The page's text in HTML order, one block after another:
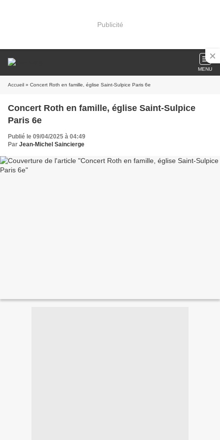
Publicité
MENU
Accueil » Concert Roth en famille, église Saint-Sulpice Paris 6e
Concert Roth en famille, église Saint-Sulpice
Paris 6e
Publié le 09/04/2025 à 04:49
Par Jean-Michel Saincierge